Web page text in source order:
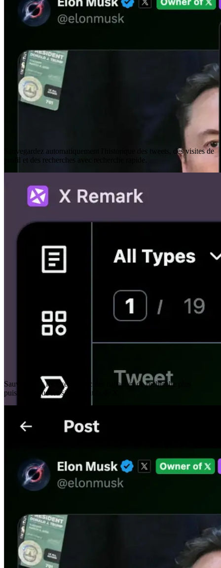
Sauvegardez automatiquement l'historique des tweets, des visites de
profil et des recherches avec recherche rapide.
Sauvegardez les tweets avec des capacités de recherche plus
puissantes que les signets natifs de X.